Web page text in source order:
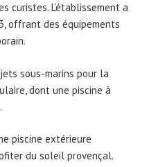
curistes. L’établissement a
offrant des équipements
sous-marins pour la
dont une piscine à
piscine extérieure
du soleil provençal.